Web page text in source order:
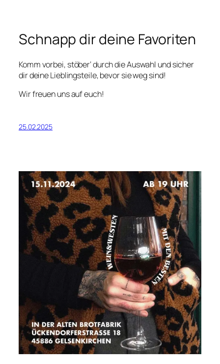
Schnapp dir deine Favoriten
Komm vorbei, stöber‘ durch die Auswahl und sicher
dir deine Lieblingsteile, bevor sie weg sind!
Wir freuen uns auf euch!
25.02.2025